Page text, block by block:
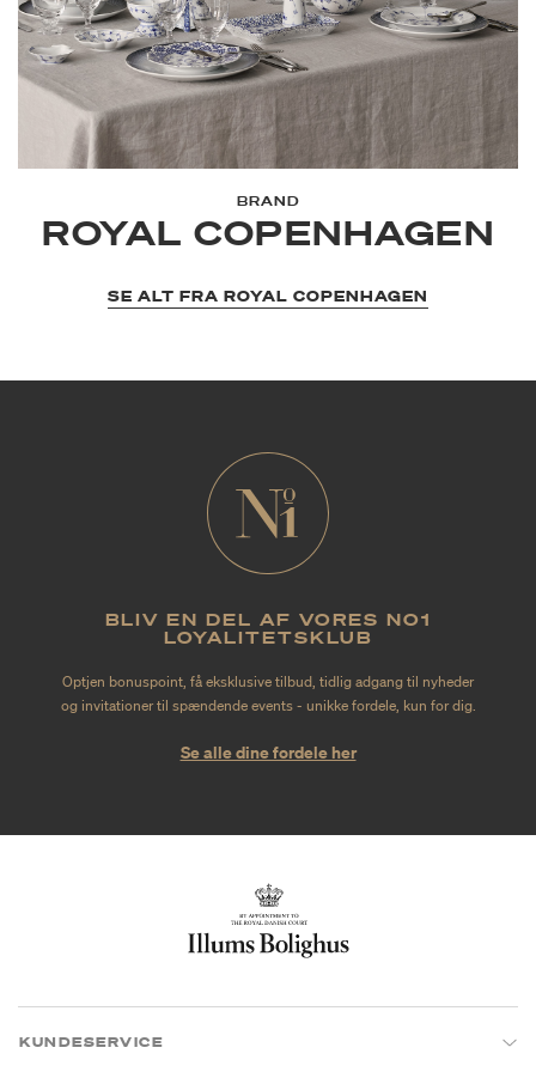
BRAND
ROYAL COPENHAGEN
SE ALT FRA ROYAL COPENHAGEN
BLIV EN DEL AF VORES NO1
LOYALITETSKLUB
Optjen bonuspoint, få eksklusive tilbud, tidlig adgang til nyheder
og invitationer til spændende events - unikke fordele, kun for dig.
Se alle dine fordele her
KUNDESERVICE